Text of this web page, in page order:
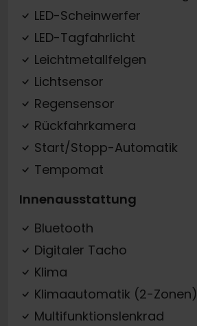
LED-Scheinwerfer
LED-Tagfahrlicht
Leichtmetallfelgen
Lichtsensor
Regensensor
Rückfahrkamera
Start/Stopp-Automatik
Tempomat
Innenausstattung
Bluetooth
Digitaler Tacho
Klima
Klimaautomatik (2-Zonen)
Multifunktionslenkrad